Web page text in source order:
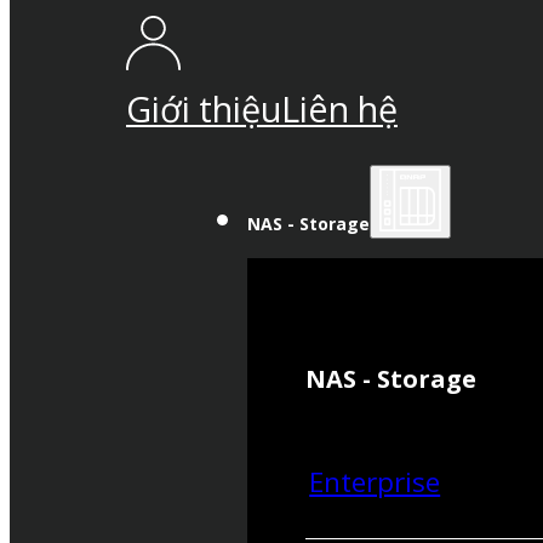
Giới thiệuLiên hệ
NAS - Storage
NAS - Storage
Enterprise